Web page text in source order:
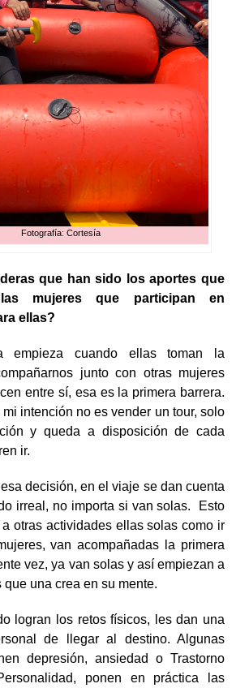
Fotografía: Cortesía
que han sido los aportes que
mujeres que participan en
ellas?
empieza cuando ellas toman la
junto con otras mujeres
entre sí, esa es la primera barrera.
intención no es vender un tour, solo
y queda a disposición de cada
ir.
decisión, en el viaje se dan cuenta
irreal, no importa si van solas. Esto
otras actividades ellas solas como ir
van acompañadas la primera
vez, ya van solas y así empiezan a
que una crea en su mente.
logran los retos físicos, les dan una
de llegar al destino. Algunas
depresión, ansiedad o Trastorno
ponen en práctica las